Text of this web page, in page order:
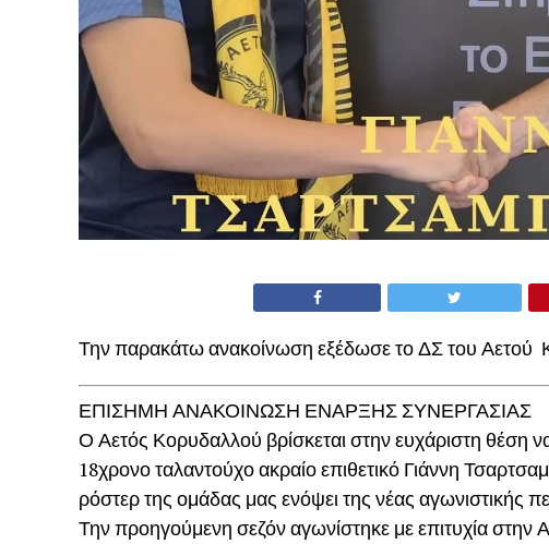
Την παρακάτω ανακοίνωση εξέδωσε το ΔΣ του Αετού
ΕΠΙΣΗΜΗ ΑΝΑΚΟΙΝΩΣΗ ΕΝΑΡΞΗΣ ΣΥΝΕΡΓΑΣΙΑΣ
Ο Αετός Κορυδαλλού βρίσκεται στην ευχάριστη θέση
18χρονο ταλαντούχο ακραίο επιθετικό Γιάννη
ρόστερ της ομάδας μας ενόψει της νέας αγωνιστικής
Την προηγούμενη σεζόν αγωνίστηκε με επιτυχία στην